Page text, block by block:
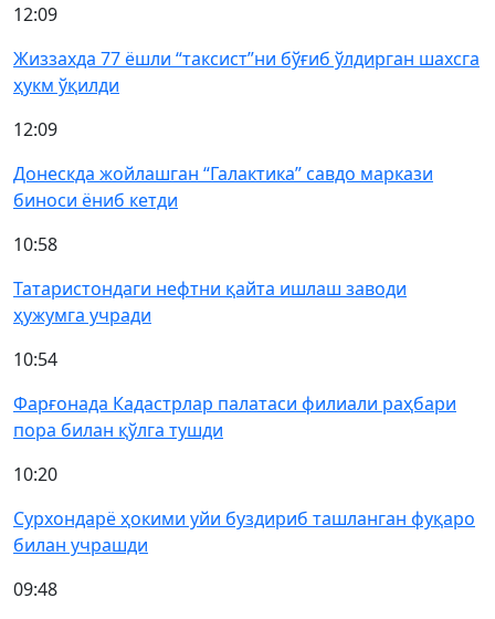
12:09
Жиззахда 77 ёшли “таксист”ни бўғиб ўлдирган шахсга
ҳукм ўқилди
12:09
Донескда жойлашган “Галактика” савдо маркази
биноси ёниб кетди
10:58
Татаристондаги нефтни қайта ишлаш заводи
ҳужумга учради
10:54
Фарғонада Кадастрлар палатаси филиали раҳбари
пора билан қўлга тушди
10:20
Сурхондарё ҳокими уйи буздириб ташланган фуқаро
билан учрашди
09:48